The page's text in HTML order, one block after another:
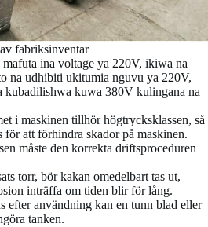
fabriksinventar
ina voltage ya 220V, ikiwa na
na udhibiti ukitumia nguvu ya 220V,
kubadilishwa kuwa 380V kulingana na
i maskinen tillhör högtrycksklassen, så
att förhindra skador på maskinen.
måste den korrekta driftsproceduren
torr, bör kakan omedelbart tas ut,
inträffa om tiden blir för lång.
efter användning kan en tunn blad eller
tanken.